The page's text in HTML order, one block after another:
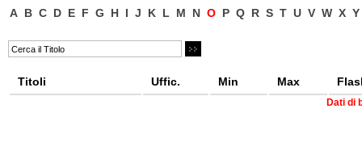
A B C D E F G H I J K L M N O P Q R S T U V W X Y
Titoli Uffic. Min Max
Dati di